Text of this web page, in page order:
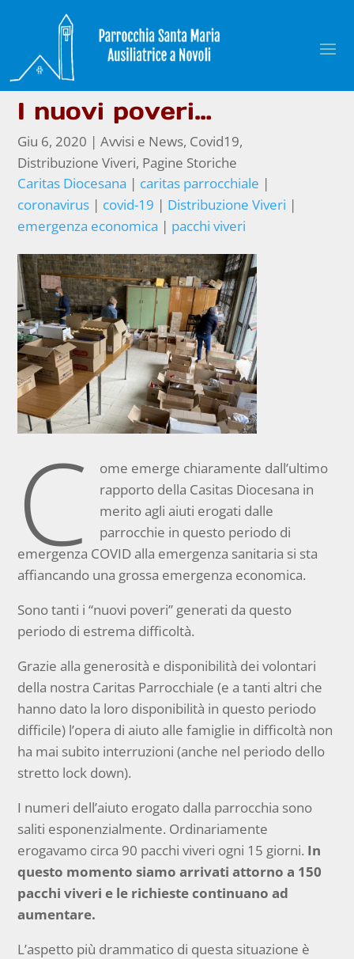
I nuovi poveri…
Giu 6, 2020 |Avvisi e News, Covid19,
Distribuzione Viveri, Pagine Storiche
Caritas Diocesana | caritas parrocchiale |
coronavirus | covid-19 | Distribuzione Viveri |
emergenza economica | pacchi viveri
C
ome emerge chiaramente dall’ultimo
rapporto della Casitas Diocesana in
merito agli aiuti erogati dalle
parrocchie in questo periodo di
emergenza COVID alla emergenza sanitaria si sta
affiancando una grossa emergenza economica.
Sono tanti i “nuovi poveri” generati da questo
periodo di estrema difficoltà.
Grazie alla generosità e disponibilità dei volontari
della nostra Caritas Parrocchiale (e a tanti altri che
hanno dato la loro disponibilità in questo periodo
difficile) l’opera di aiuto alle famiglie in difficoltà non
ha mai subito interruzioni (anche nel periodo dello
stretto lock down).
I numeri dell’aiuto erogato dalla parrocchia sono
saliti esponenzialmente. Ordinariamente
erogavamo circa 90 pacchi viveri ogni 15 giorni. In
questo momento siamo arrivati attorno a 150
pacchi viveri e le richieste continuano ad
aumentare.
L’aspetto più drammatico di questa situazione è